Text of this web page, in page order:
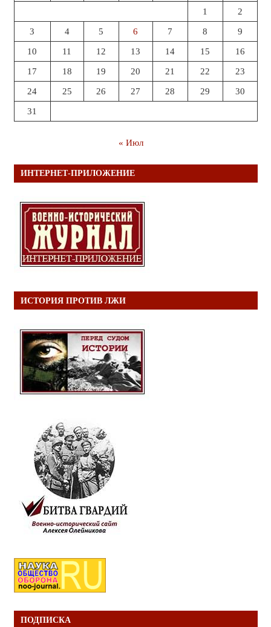
1 2
3 4 5 6 7 8 9
10 11 12 13 14 15 16
17 18 19 20 21 22 23
24 25 26 27 28 29 30
31
« Июл
ИНТЕРНЕТ-ПРИЛОЖЕНИЕ
ИСТОРИЯ ПРОТИВ ЛЖИ
ПОДПИСКА